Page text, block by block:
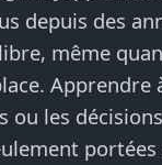
depuis des
même
Apprendre
ou les